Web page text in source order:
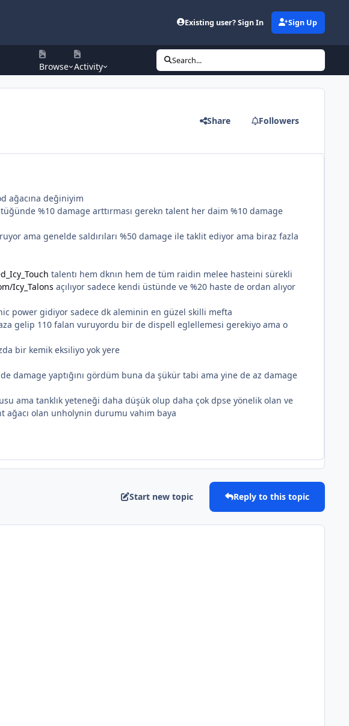
Existing user? Sign In Sign Up
Browse Activity
Search...
Share Followers
ağacına değiniyim
%10 damage arttırması gerekn talent her daim %10 damage
ama genelde saldırıları %50 damage ile taklit ediyor ama biraz fazla
talentı hem dknın hem de tüm raidin melee hasteini sürekli
Icy_Talons açılıyor sadece kendi üstünde ve %20 haste de ordan alıyor
power gidiyor sadece dk aleminin en güzel skilli mefta
gelip 110 falan vuruyordu bir de dispell eglellemesi gerekiyo ama o
bir kemik eksiliyo yok yere
damage yaptığını gördüm buna da şükür tabi ama yine de az damage
ama tanklık yeteneği daha düşük olup daha çok dpse yönelik olan ve
ağacı olan unholynin durumu vahim baya
Start new topic Reply to this topic